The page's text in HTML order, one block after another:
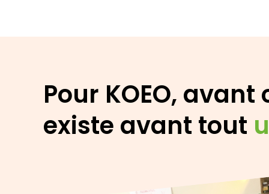
Pour KOEO,
existe avant tout